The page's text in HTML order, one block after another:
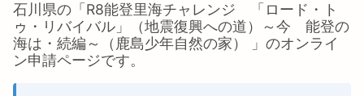
石川県の「 R8能登里海チャレンジ 「ロード・ト
ゥ・リバイバル」（地震復興への道）～今 能登の
海は・続編～（鹿島少年自然の家）
」のオンライ
ン申請ページです。